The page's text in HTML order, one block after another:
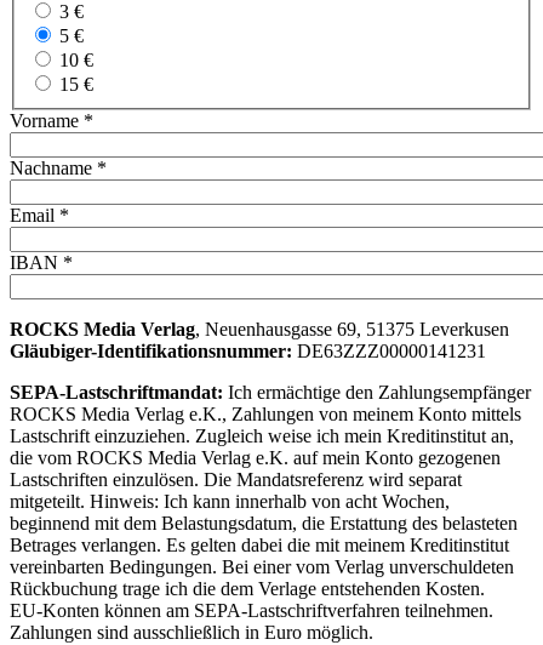
3 €
5 €
10 €
15 €
Vorname *
Nachname *
Email *
IBAN *
ROCKS Media Verlag, Neuenhausgasse 69, 51375 Leverkusen
Gläubiger-Identifikationsnummer: DE63ZZZ00000141231
SEPA-Lastschriftmandat: Ich ermächtige den Zahlungsempfänger
ROCKS Media Verlag e.K., Zahlungen von meinem Konto mittels
Lastschrift einzuziehen. Zugleich weise ich mein Kreditinstitut an,
die vom ROCKS Media Verlag e.K. auf mein Konto gezogenen
Lastschriften einzulösen. Die Mandatsreferenz wird separat
mitgeteilt. Hinweis: Ich kann innerhalb von acht Wochen,
beginnend mit dem Belastungsdatum, die Erstattung des belasteten
Betrages verlangen. Es gelten dabei die mit meinem Kreditinstitut
vereinbarten Bedingungen. Bei einer vom Verlag unverschuldeten
Rückbuchung trage ich die dem Verlage entstehenden Kosten.
EU-Konten können am SEPA-Lastschriftverfahren teilnehmen.
Zahlungen sind ausschließlich in Euro möglich.